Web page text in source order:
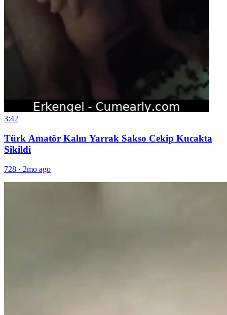
3:42
Türk Amatör Kalın Yarrak Sakso Cekip Kucakta
Sikildi
728 · 2mo ago